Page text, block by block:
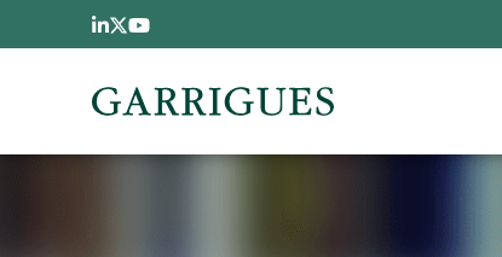
Pasar al contenido principal